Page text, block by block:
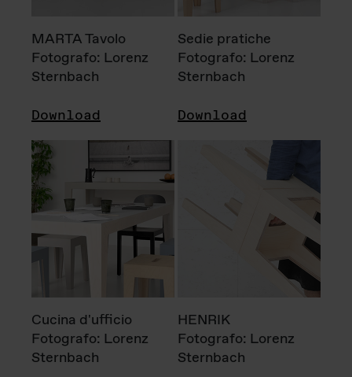
MARTA Tavolo
Fotografo: Lorenz
Sternbach
Download
Sedie pratiche
Fotografo: Lorenz
Sternbach
Download
Cucina d'ufficio
Fotografo: Lorenz
Sternbach
HENRIK
Fotografo: Lorenz
Sternbach